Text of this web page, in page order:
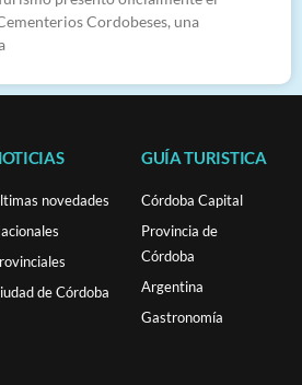
Cordobeses, una
novedades
de Córdoba
GUÍA TURISTICA
Córdoba Capital
Provincia de
Córdoba
Argentina
Gastronomía